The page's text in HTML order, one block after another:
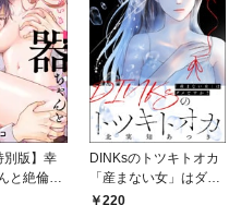
別版】幸
と絶倫エ
さぼりエ
DINKsのトツキトオカ
「産まない女」はダメ
ですか？（分冊版）
220